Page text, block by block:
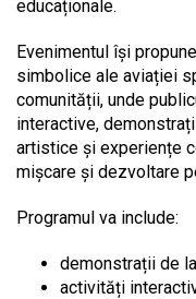
educaționale.
Evenimentul își
simbolice ale aviației
comunității, unde
interactive,
artistice și experiențe
mișcare și dezvoltare
Programul va include:
demonstrații de
activități